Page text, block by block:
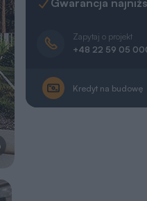
Gwarancja
Zapytaj o projekt
+48 22 59 05
Kredyt na budowę